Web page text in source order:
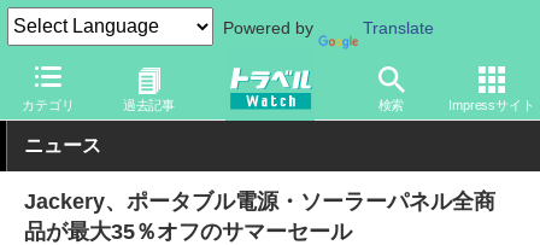
Powered by Translate
カテゴリ 過去記事 検索 Impressサイト
トラベル Watch 旅のアイテム 旅行グッズ 充電器・バッテリー
ニュース
Jackery、ポータブル電源・ソーラーパネル全商
品が最大35％オフのサマーセール